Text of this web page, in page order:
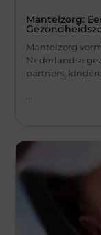
Mantelzorg:
Mantelzorg
Nederlandse
partners,